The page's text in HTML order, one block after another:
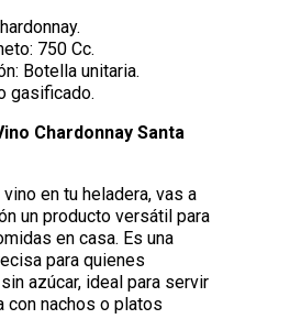
750 Cc.
Botella unitaria.
gasificado.
Chardonnay Santa
en tu heladera, vas a
un producto versátil para
en casa. Es una
para quienes
azúcar, ideal para servir
con nachos o platos